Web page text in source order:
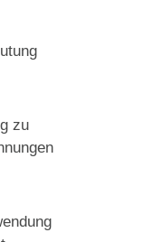
zu